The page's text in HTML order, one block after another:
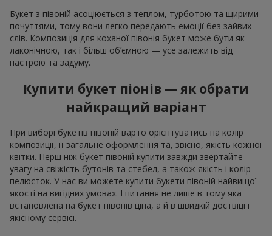
Букет з півоній асоціюється з теплом, турботою та щирими
почуттями, тому вони легко передають емоції без зайвих
слів. Композиція для коханої півонія букет може бути як
лаконічною, так і більш об’ємною — усе залежить від
настрою та задуму.
Купити букет піонів — як обрати
найкращий варіант
При виборі букетів півоній варто орієнтуватись на колір
композиції, її загальне оформлення та, звісно, якість кожної
квітки. Перш ніж букет півоній купити завжди звертайте
увагу на свіжість бутонів та стебел, а також якість і колір
пелюсток. У нас ви можете купити букети півоній найвищої
якості на вигідних умовах. І питання не лише в тому яка
встановлена на букет півонів ціна, а й в швидкій доствіці і
якісному сервісі.